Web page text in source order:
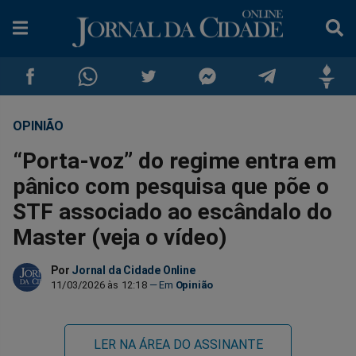
Compartilhar
no
Facebook
Compartilhar
no
Whatsapp
no
Twitter
no
Messenger
no
Telegram
no
Gettr
OPINIÃO
“Porta-voz” do regime entra em
pânico com pesquisa que põe o
STF associado ao escândalo do
Master (veja o vídeo)
Por Jornal da Cidade Online
11/03/2026 às 12:18 Opinião
LER NA ÁREA DO ASSINANTE